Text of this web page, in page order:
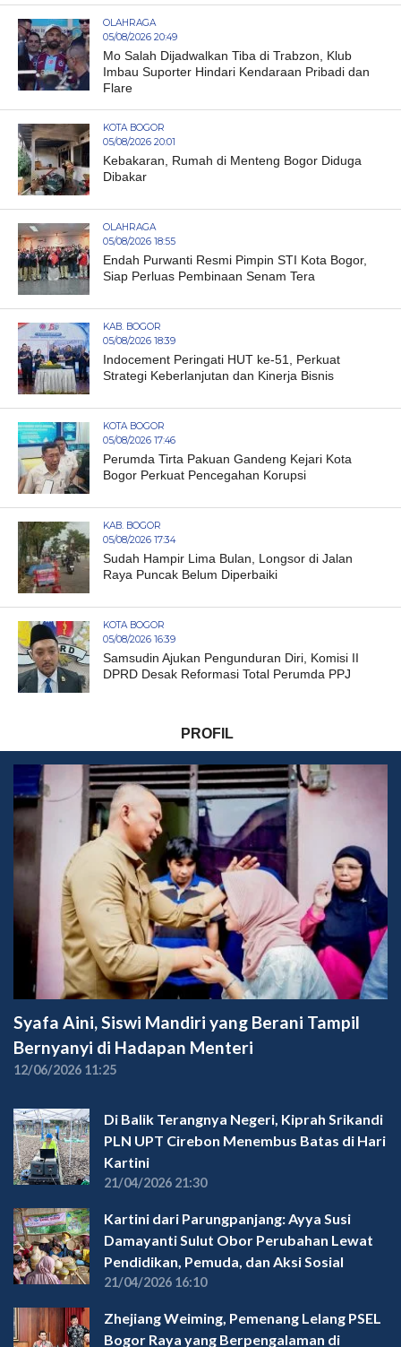
OLAHRAGA
05/08/2026 20:49
Mo Salah Dijadwalkan Tiba di Trabzon, Klub
Imbau Suporter Hindari Kendaraan Pribadi dan
Flare
KOTA BOGOR
05/08/2026 20:01
Kebakaran, Rumah di Menteng Bogor Diduga
Dibakar
OLAHRAGA
05/08/2026 18:55
Endah Purwanti Resmi Pimpin STI Kota Bogor,
Siap Perluas Pembinaan Senam Tera
KAB. BOGOR
05/08/2026 18:39
Indocement Peringati HUT ke-51, Perkuat
Strategi Keberlanjutan dan Kinerja Bisnis
KOTA BOGOR
05/08/2026 17:46
Perumda Tirta Pakuan Gandeng Kejari Kota
Bogor Perkuat Pencegahan Korupsi
KAB. BOGOR
05/08/2026 17:34
Sudah Hampir Lima Bulan, Longsor di Jalan
Raya Puncak Belum Diperbaiki
KOTA BOGOR
05/08/2026 16:39
Samsudin Ajukan Pengunduran Diri, Komisi II
DPRD Desak Reformasi Total Perumda PPJ
PROFIL
Syafa Aini, Siswi Mandiri yang Berani Tampil
Bernyanyi di Hadapan Menteri
12/06/2026 11:25
Di Balik Terangnya Negeri, Kiprah Srikandi
PLN UPT Cirebon Menembus Batas di Hari
Kartini
21/04/2026 21:30
Kartini dari Parungpanjang: Ayya Susi
Damayanti Sulut Obor Perubahan Lewat
Pendidikan, Pemuda, dan Aksi Sosial
21/04/2026 16:10
Zhejiang Weiming, Pemenang Lelang PSEL
Bogor Raya yang Berpengalaman di